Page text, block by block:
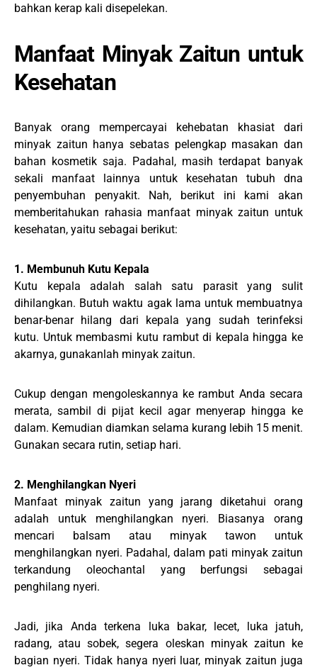
bahkan kerap kali disepelekan.
Manfaat Minyak Zaitun untuk
Kesehatan
Banyak orang mempercayai kehebatan khasiat dari
minyak zaitun hanya sebatas pelengkap masakan dan
bahan kosmetik saja. Padahal, masih terdapat banyak
sekali manfaat lainnya untuk kesehatan tubuh dna
penyembuhan penyakit. Nah, berikut ini kami akan
memberitahukan rahasia manfaat minyak zaitun untuk
kesehatan, yaitu sebagai berikut:
1. Membunuh Kutu Kepala
Kutu kepala adalah salah satu parasit yang sulit
dihilangkan. Butuh waktu agak lama untuk membuatnya
benar-benar hilang dari kepala yang sudah terinfeksi
kutu. Untuk membasmi kutu rambut di kepala hingga ke
akarnya, gunakanlah minyak zaitun.
Cukup dengan mengoleskannya ke rambut Anda secara
merata, sambil di pijat kecil agar menyerap hingga ke
dalam. Kemudian diamkan selama kurang lebih 15 menit.
Gunakan secara rutin, setiap hari.
2. Menghilangkan Nyeri
Manfaat minyak zaitun yang jarang diketahui orang
adalah untuk menghilangkan nyeri. Biasanya orang
mencari balsam atau minyak tawon untuk
menghilangkan nyeri. Padahal, dalam pati minyak zaitun
terkandung oleochantal yang berfungsi sebagai
penghilang nyeri.
Jadi, jika Anda terkena luka bakar, lecet, luka jatuh,
radang, atau sobek, segera oleskan minyak zaitun ke
bagian nyeri. Tidak hanya nyeri luar, minyak zaitun juga